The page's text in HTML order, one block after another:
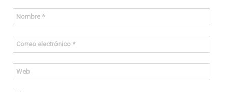
Nombre *
Correo electrónico *
Web